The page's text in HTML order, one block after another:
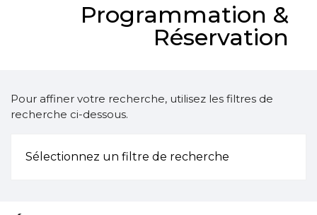
Programmation &
Réservation
Pour affiner votre recherche, utilisez les filtres de
recherche ci-dessous.
Sélectionnez un filtre de recherche